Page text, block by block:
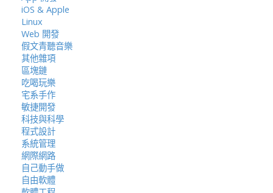
iOS & Apple
Linux
Web 開發
假文青聽音樂
其他雜項
區塊鏈
吃喝玩樂
宅系手作
敏捷開發
科技與科學
程式設計
系統管理
網際網路
自己動手做
自由軟體